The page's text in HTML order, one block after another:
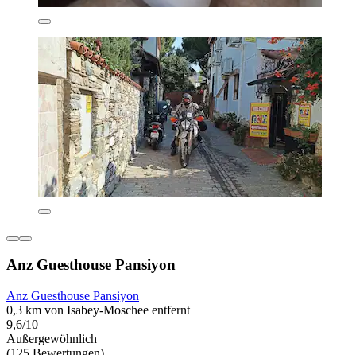
Anz Guesthouse Pansiyon
Anz Guesthouse Pansiyon
0,3 km von Isabey-Moschee entfernt
9,6/10
Außergewöhnlich